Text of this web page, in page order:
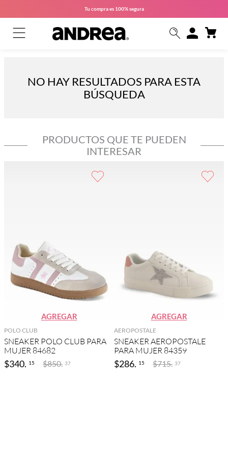
Tu compra es 100% segura
NO HAY RESULTADOS PARA ESTA
BÚSQUEDA
PRODUCTOS QUE TE PUEDEN
INTERESAR
AGREGAR
POLO CLUB
SNEAKER POLO CLUB PARA
MUJER 84682
$340. 15 $850. 37
AGREGAR
AEROPOSTALE
SNEAKER AEROPOSTALE
PARA MUJER 84359
$286. 15 $715. 37